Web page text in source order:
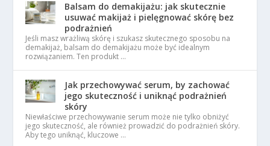
Balsam do demakijażu: jak skutecznie
usuwać makijaż i pielęgnować skórę bez
podrażnień
Jeśli masz wrażliwą skórę i szukasz skutecznego sposobu na
demakijaż, balsam do demakijażu może być idealnym
rozwiązaniem. Ten produkt …
Jak przechowywać serum, by zachować
jego skuteczność i uniknąć podrażnień
skóry
Niewłaściwe przechowywanie serum może nie tylko obniżyć
jego skuteczność, ale również prowadzić do podrażnień skóry.
Aby tego uniknąć, kluczowe …